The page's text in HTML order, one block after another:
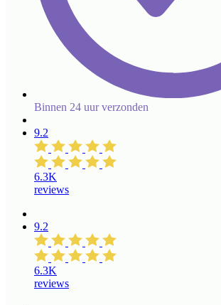
Binnen 24 uur verzonden
9.2
6.3K
reviews
9.2
6.3K
reviews